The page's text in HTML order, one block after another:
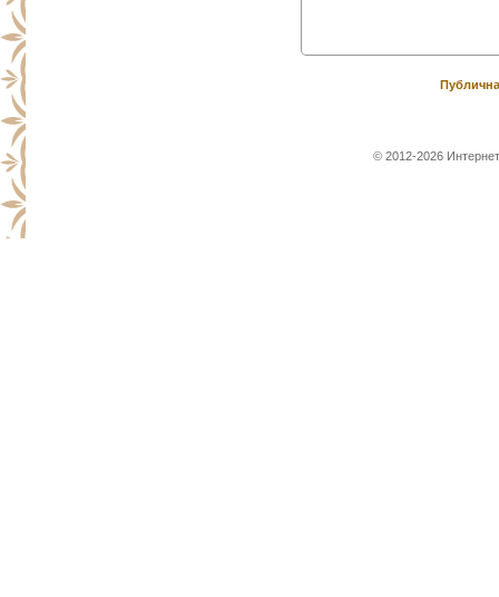
© 2012-2026